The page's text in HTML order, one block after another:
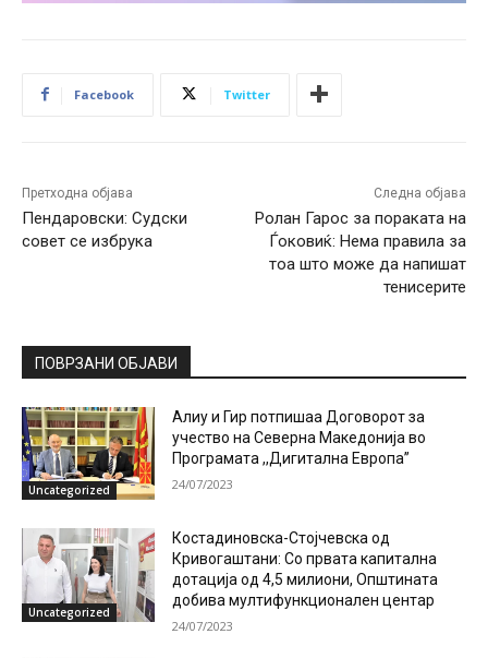
Facebook Twitter
Претходна објава
Пендаровски: Судски
совет се избрука
Следна објава
Ролан Гарос за пораката на
Ѓоковиќ: Нема правила за
тоа што може да напишат
тенисерите
ПОВРЗАНИ ОБЈАВИ
Uncategorized
Алиу и Гир потпишаа Договорот за
учество на Северна Македонија во
Програмата ,,Дигитална Европа”
24/07/2023
Uncategorized
Костадиновска-Стојчевска од
Кривогаштани: Со првата капитална
дотација од 4,5 милиони, Општината
добива мултифункционален центар
24/07/2023